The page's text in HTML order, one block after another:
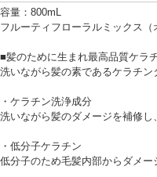
容量：800mL
フルーティフローラルミックス（
■髪のために生まれ最高品質ケラ
洗いながら髪の素であるケラチ
・ケラチン洗浄成分
洗いながら髪のダメージを補修し
・低分子ケラチン
低分子のため毛髪内部からダメー